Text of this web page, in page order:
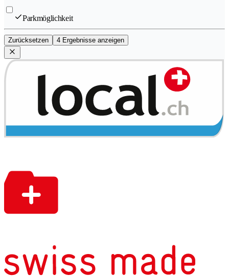
Parkmöglichkeit
Zurücksetzen 4 Ergebnisse anzeigen